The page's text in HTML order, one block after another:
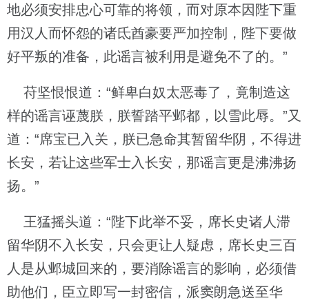
地必须安排忠心可靠的将领，而对原本因陛下重
用汉人而怀怨的诸氐酋豪要严加控制，陛下要做
好平叛的准备，此谣言被利用是避免不了的。”
苻坚恨恨道：“鲜卑白奴太恶毒了，竟制造这
样的谣言诬蔑朕，朕誓踏平邺都，以雪此辱。”又
道：“席宝已入关，朕已急命其暂留华阴，不得进
长安，若让这些军士入长安，那谣言更是沸沸扬
扬。”
王猛摇头道：“陛下此举不妥，席长史诸人滞
留华阴不入长安，只会更让人疑虑，席长史三百
人是从邺城回来的，要消除谣言的影响，必须借
助他们，臣立即写一封密信，派窦朗急送至华